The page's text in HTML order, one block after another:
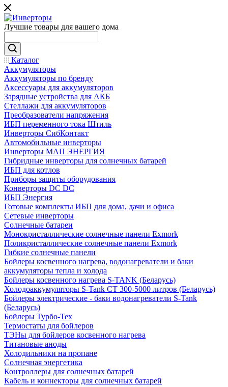
Лучшие товары для вашего дома
Каталог
Аккумуляторы
Аккумуляторы по бренду
Аксессуары для аккумуляторов
Зарядные устройства для АКБ
Стеллажи для аккумуляторов
Преобразователи напряжения
ИБП переменного тока Штиль
Инверторы СибКонтакт
Автомобильные инверторы
Инверторы МАП ЭНЕРГИЯ
Гибридные инверторы для солнечных батарей
ИБП для котлов
Приборы защиты оборудования
Конверторы DC DC
ИБП Энергия
Готовые комплекты ИБП для дома, дачи и офиса
Сетевые инверторы
Солнечные батареи
Монокристаллические солнечные панели Exmork
Поликристаллические солнечные панели Exmork
Гибкие солнечные панели
Бойлеры косвенного нагрева, водонагреватели и баки
аккумуляторы тепла и холода
Бойлеры косвенного нагрева S-TANK (Беларусь)
Холодоаккумуляторы S-Tank СТ 300-5000 литров (Беларусь)
Бойлеры электрические - баки водонагреватели S-Tank
(Беларусь)
Бойлеры Турбо-Тех
Термостаты для бойлеров
ТЭНы для бойлеров косвенного нагрева
Титановые аноды
Холодильники на пропане
Солнечная энергетика
Контроллеры для солнечных батарей
Кабель и коннекторы для солнечных батарей